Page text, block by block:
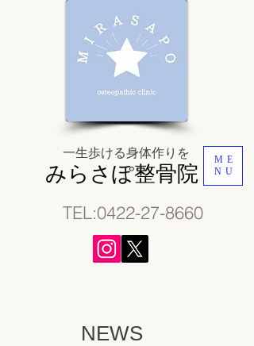
ME
NU
みらさぽ整骨院
一生歩ける身体作り ​を
TEL:0422-27-8660
NEWS